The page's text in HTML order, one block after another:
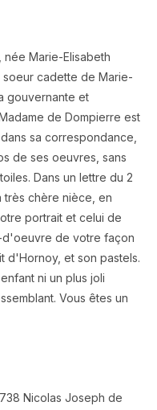
Marie-Elisabeth
cadette de Marie-
gouvernante et
de Dompierre est
sa correspondance,
de ses oeuvres, sans
Dans un lettre du 2
très chère nièce, en
portrait et celui de
d'oeuvre de votre façon
d'Hornoy, et son pastels.
ni un plus joli
Vous êtes un
Nicolas Joseph de